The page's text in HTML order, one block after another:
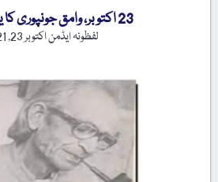
23 اکتوبر، وامق جونپوری کا یومِ پیدائش
لفظونہ ایڈمناکتوبر 23, 2021